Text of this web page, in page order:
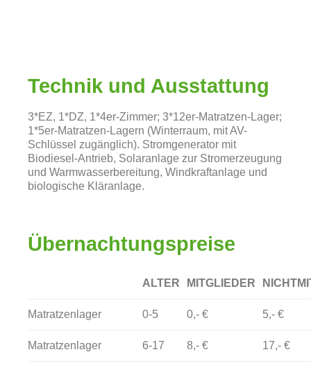
Technik und Ausstattung
3*EZ, 1*DZ, 1*4er-Zimmer; 3*12er-Matratzen-Lager;
1*5er-Matratzen-Lagern (Winterraum, mit AV-
Schlüssel zugänglich). Stromgenerator mit
Biodiesel-Antrieb, Solaranlage zur Stromerzeugung
und Warmwasserbereitung, Windkraftanlage und
biologische Kläranlage.
Übernachtungspreise
ALTER MITGLIEDER
Matratzenlager 0-5 0,- € 5,- €
Matratzenlager 6-17 8,- € 17,- €